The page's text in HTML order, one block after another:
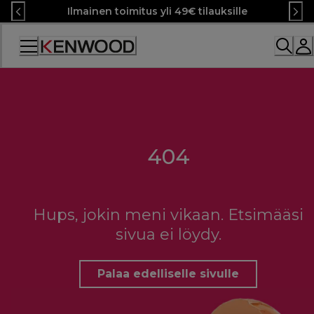
Skip
to
Content
Ilmainen toimitus yli 49€ tilauksille
404
Hups, jokin meni vikaan. Etsimääsi
sivua ei löydy.
Palaa edelliselle sivulle